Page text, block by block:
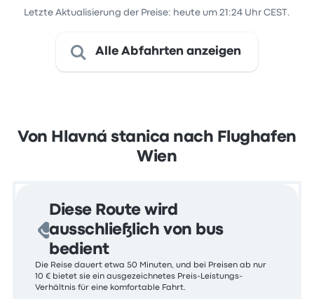
Letzte Aktualisierung der Preise: heute um 21:24 Uhr CEST.
Alle Abfahrten anzeigen
Von Hlavná stanica nach Flughafen
Wien
Diese Route wird
ausschließlich von bus
bedient
Die Reise dauert etwa 50 Minuten, und bei Preisen ab nur
10 € bietet sie ein ausgezeichnetes Preis-Leistungs-
Verhältnis für eine komfortable Fahrt.